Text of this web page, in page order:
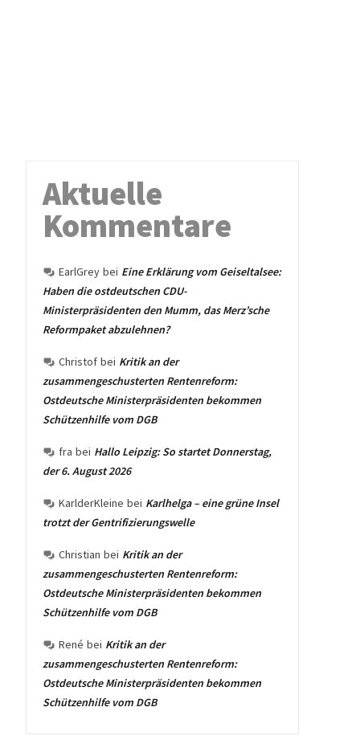
Aktuelle
Kommentare
EarlGrey bei Eine Erklärung vom Geiseltalsee:
Haben die ostdeutschen CDU-
Ministerpräsidenten den Mumm, das Merz’sche
Reformpaket abzulehnen?
Christof bei Kritik an der
zusammengeschusterten Rentenreform:
Ostdeutsche Ministerpräsidenten bekommen
Schützenhilfe vom DGB
fra bei Hallo Leipzig: So startet Donnerstag,
der 6. August 2026
KarlderKleine bei Karlhelga – eine grüne Insel
trotzt der Gentrifizierungswelle
Christian bei Kritik an der
zusammengeschusterten Rentenreform:
Ostdeutsche Ministerpräsidenten bekommen
Schützenhilfe vom DGB
René bei Kritik an der
zusammengeschusterten Rentenreform:
Ostdeutsche Ministerpräsidenten bekommen
Schützenhilfe vom DGB